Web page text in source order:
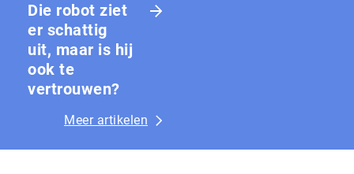
Die robot ziet
er schattig
uit, maar is hij
ook te
vertrouwen?
Meer artikelen